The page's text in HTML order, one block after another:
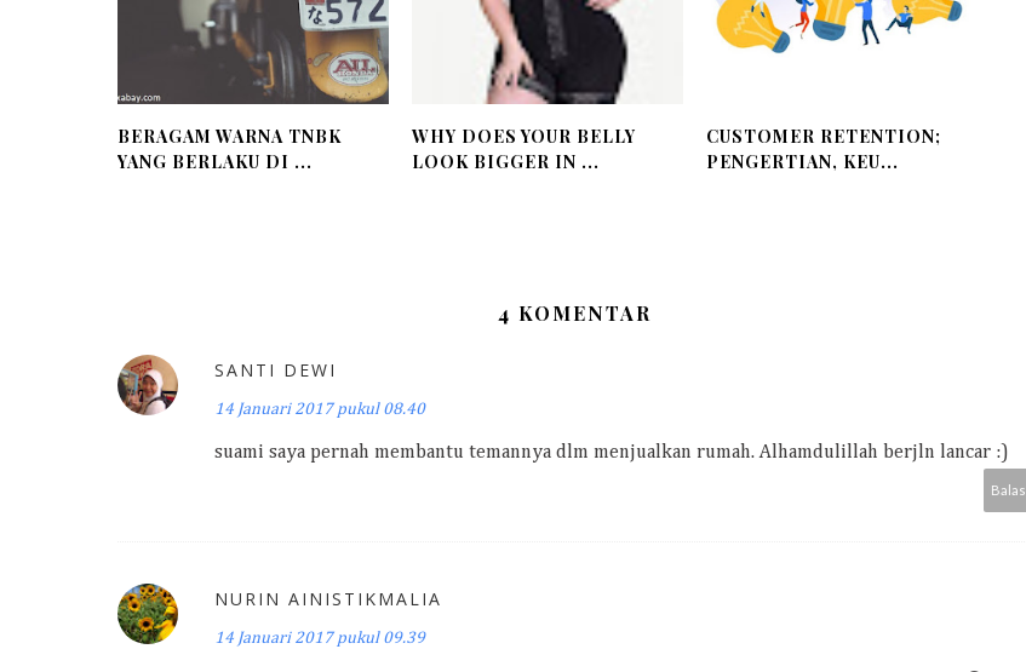
BERAGAM WARNA TNBK
YANG BERLAKU DI ...
WHY DOES YOUR BELLY
LOOK BIGGER IN ...
CUSTOMER RETENTION;
PENGERTIAN, KEU...
4 KOMENTAR
SANTI DEWI
14 Januari 2017 pukul 08.40
suami saya pernah membantu temannya dlm menjualkan rumah. Alhamdulillah berjln lancar :)
Balas
NURIN AINISTIKMALIA
14 Januari 2017 pukul 09.39